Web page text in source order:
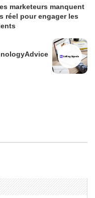
marketeurs manquent
réel pour engager les